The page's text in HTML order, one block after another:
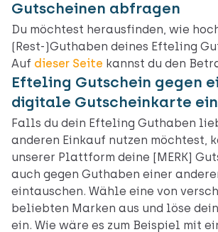
Gutscheinen abfragen
Du möchtest herausfinden, wie
(Rest-)Guthaben deines Efteling
Auf dieser Seite kannst du den
Efteling Gutschein gegen
digitale Gutscheinkarte
Falls du dein Efteling Guthaben
anderen Einkauf nutzen möchtest,
unserer Plattform deine [MERK]
auch gegen Guthaben einer
eintauschen. Wähle eine von
beliebten Marken aus und löse
ein. Wie wäre es zum Beispiel mit